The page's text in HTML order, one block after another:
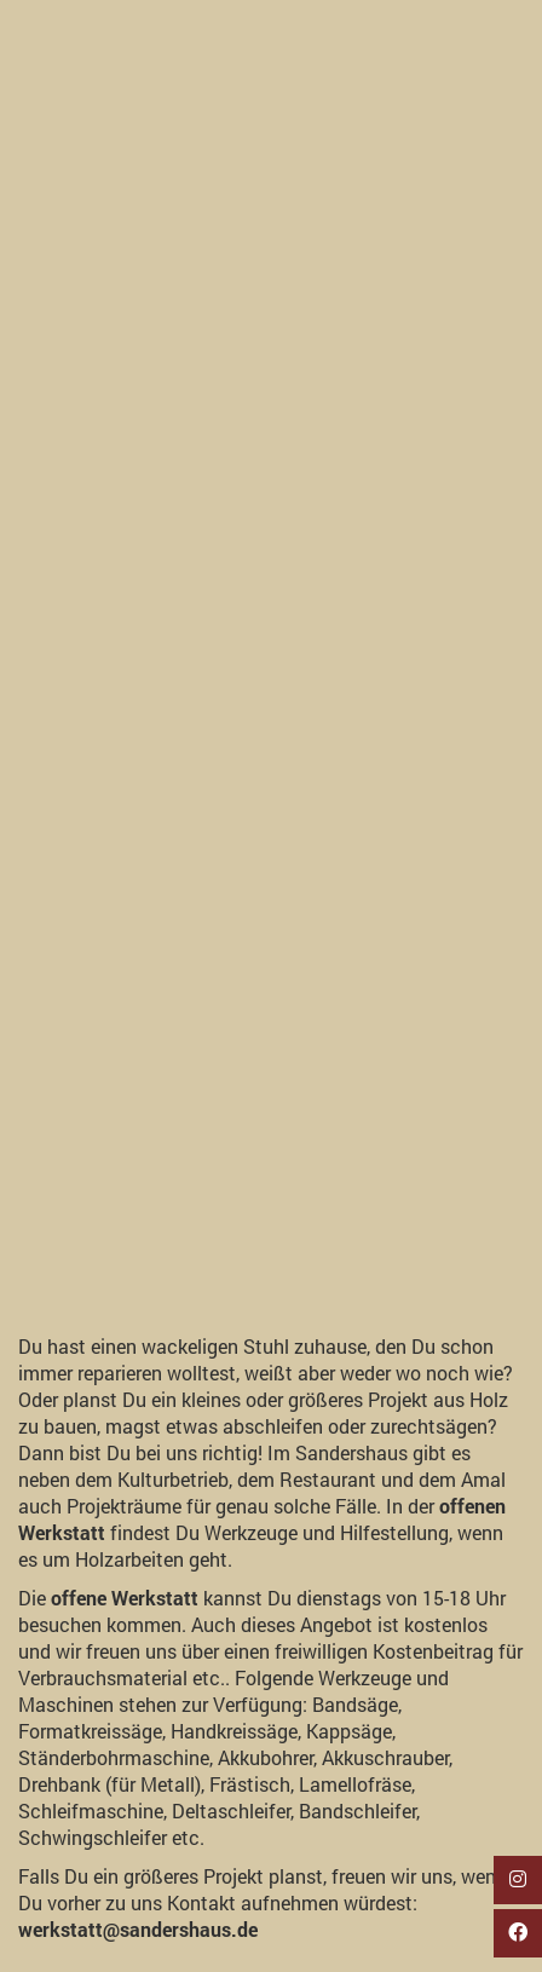
Du hast einen wackeligen Stuhl zuhause, den Du schon
immer reparieren wolltest, weißt aber weder wo noch wie?
Oder planst Du ein kleines oder größeres Projekt aus Holz
zu bauen, magst etwas abschleifen oder zurechtsägen?
Dann bist Du bei uns richtig! Im Sandershaus gibt es
neben dem Kulturbetrieb, dem Restaurant und dem Amal
auch Projekträume für genau solche Fälle. In deroffenen
Werkstatt findest Du Werkzeuge und Hilfestellung, wenn
es um Holzarbeiten geht.
Dieoffene Werkstatt kannst Du dienstags von 15-18 Uhr
besuchen kommen. Auch dieses Angebot ist kostenlos
und wir freuen uns über einen freiwilligen Kostenbeitrag für
Verbrauchsmaterial etc.. Folgende Werkzeuge und
Maschinen stehen zur Verfügung: Bandsäge,
Formatkreissäge, Handkreissäge, Kappsäge,
Ständerbohrmaschine, Akkubohrer, Akkuschrauber,
Drehbank (für Metall), Frästisch, Lamellofräse,
Schleifmaschine, Deltaschleifer, Bandschleifer,
Schwingschleifer etc.
Falls Du ein größeres Projekt planst, freuen wir uns, wenn
Du vorher zu uns Kontakt aufnehmen würdest:
werkstatt@sandershaus.de